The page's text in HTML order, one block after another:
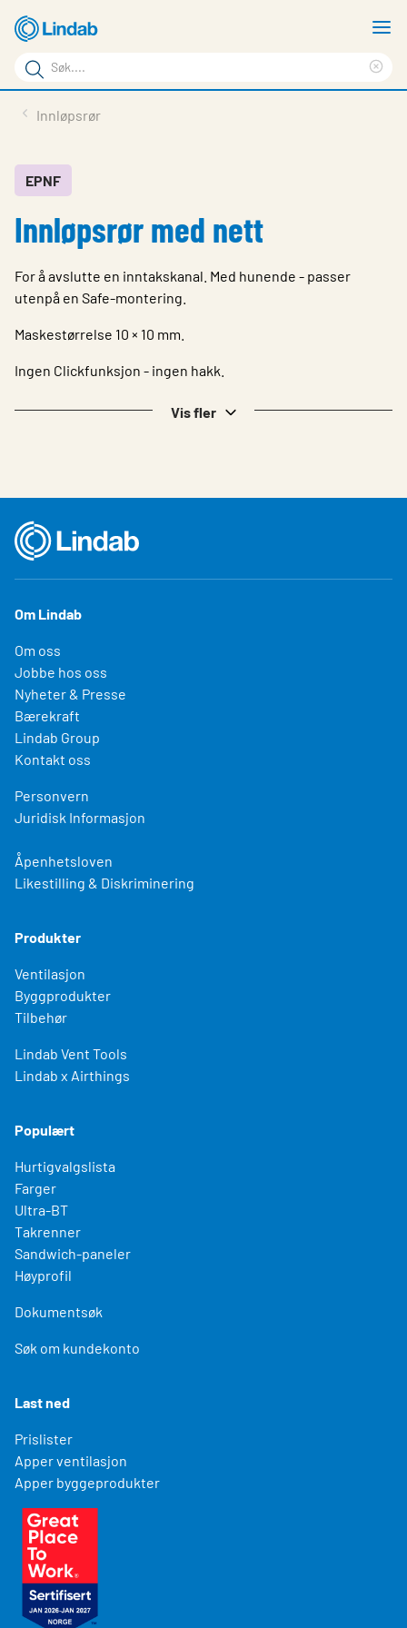
hovedinnhold
Søkeord
Søk
på
Last ned
Om Lindab
Kontakt oss
Logg inn
Choose languge
Norway
Innløpsrør
EPNF
Innløpsrør med nett
For å avslutte en inntakskanal. Med hunende - passer
utenpå en Safe-montering.
Maskestørrelse 10 × 10 mm.
Ingen Clickfunksjon - ingen hakk.
Vis fler
Om Lindab
Om oss
Jobbe hos oss
Nyheter & Presse
Bærekraft
Lindab Group
Kontakt oss
Personvern
Juridisk Informasjon
Åpenhetsloven
Likestilling & Diskriminering
Produkter
Ventilasjon
Byggprodukter
Tilbehør
Lindab Vent Tools
Lindab x Airthings
Populært
Hurtigvalgslista
Farger
Ultra-BT
Takrenner
Sandwich-paneler
Høyprofil
Dokumentsøk
Søk om kundekonto
Last ned
Prislister
Apper ventilasjon
Apper byggeprodukter